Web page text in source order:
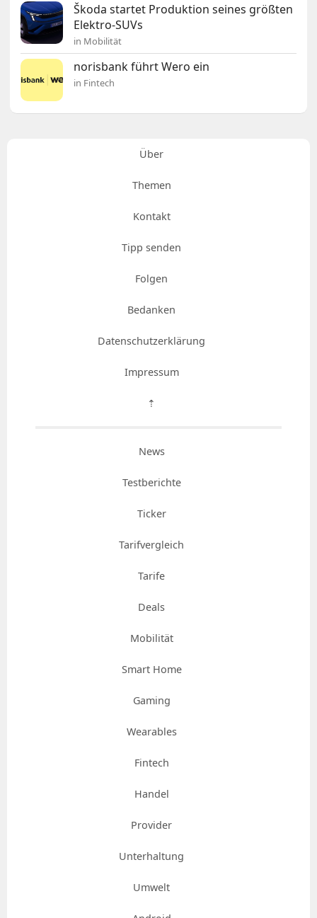
Škoda startet Produktion seines größten
Elektro-SUVs
in Mobilität
norisbank führt Wero ein
in Fintech
Über
Themen
Kontakt
Tipp senden
Folgen
Bedanken
Datenschutzerklärung
Impressum
⇡
News
Testberichte
Ticker
Tarifvergleich
Tarife
Deals
Mobilität
Smart Home
Gaming
Wearables
Fintech
Handel
Provider
Unterhaltung
Umwelt